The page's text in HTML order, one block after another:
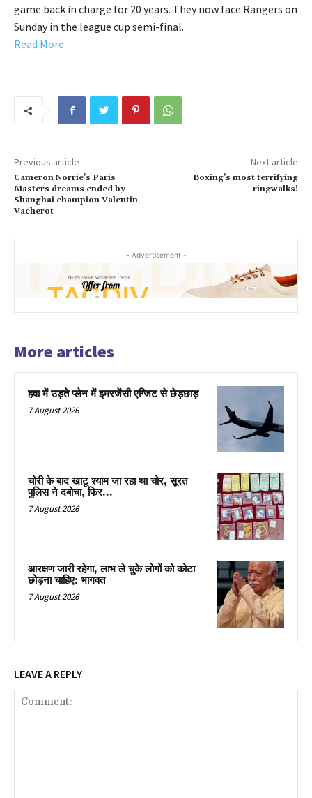
game back in charge for 20 years. They now face Rangers on
Sunday in the league cup semi-final.
Read More
Previous article
Cameron Norrie’s Paris
Masters dreams ended by
Shanghai champion Valentin
Vacherot
Next article
Boxing’s most terrifying
ringwalks!
- Advertisement -
More articles
हवा में उड़ते प्लेन में इमरजेंसी एग्जिट से छेड़छाड़
7 August 2026
चोरी के बाद खाटू श्याम जा रहा था चोर, सूरत
पुलिस ने दबोचा, फिर…
7 August 2026
आरक्षण जारी रहेगा, लाभ ले चुके लोगों को कोटा
छोड़ना चाहिए: भागवत
7 August 2026
LEAVE A REPLY